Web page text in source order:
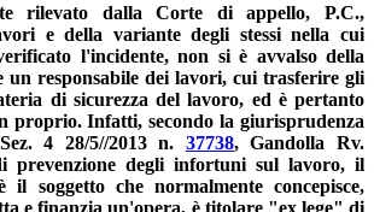
rilevato dalla Corte di appello, P.C.,
e della variante degli stessi nella cui
l'incidente, non si è avvalso della
un responsabile dei lavori, cui trasferire gli
di sicurezza del lavoro, ed è pertanto
proprio. Infatti, secondo la giurisprudenza
4 28/5//2013 n. 37738, Gandolla Rv.
prevenzione degli infortuni sul lavoro, il
il soggetto che normalmente concepisce,
e finanzia un'opera, è titolare "ex lege" di